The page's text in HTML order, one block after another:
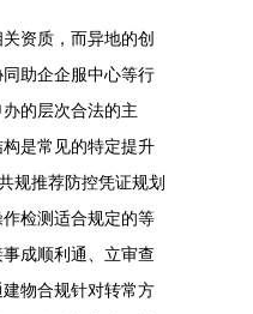
资质，而异地的创
助企企服中心等行
的层次合法的主
是常见的特定提升
规推荐防控凭证规划
检测适合规定的等
成顺利通、立审查
物合规针对转常方